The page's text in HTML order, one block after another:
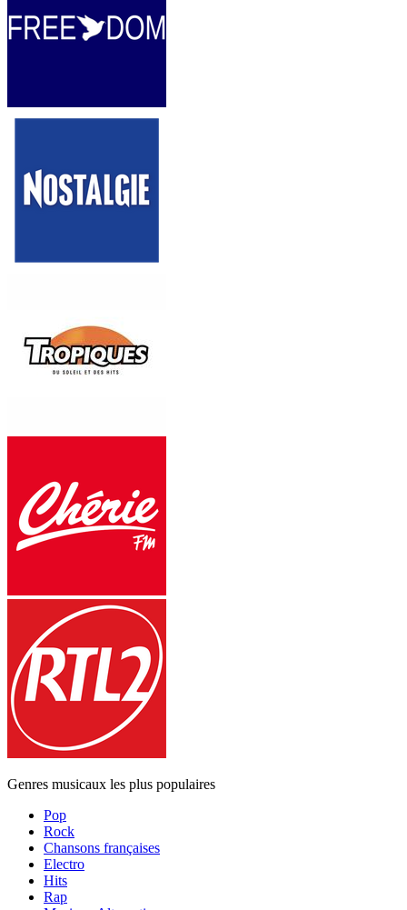
Genres musicaux les plus populaires
Pop
Rock
Chansons françaises
Electro
Hits
Rap